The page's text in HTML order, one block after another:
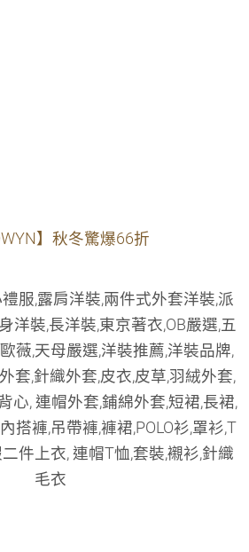
服,露肩洋裝,兩件式外套洋裝,派
洋裝,長洋裝,東京著衣,OB嚴選,五
薇,天母嚴選,洋裝推薦,洋裝品牌,
套,針織外套,皮衣,皮草,羽絨外套,
心, 連帽外套,鋪綿外套,短裙,長裙,
搭褲,吊帶褲,褲裙,POLO衫,罩衫,T
件上衣, 連帽T恤,套裝,襯衫,針織
毛衣